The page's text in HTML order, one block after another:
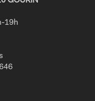
19h